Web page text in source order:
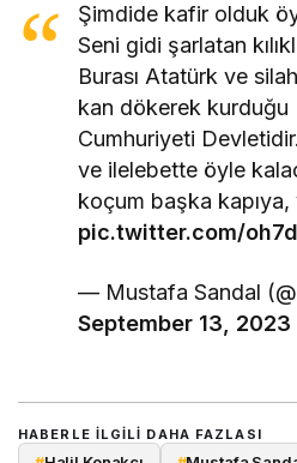
Şimdide kafir olduk
Seni gidi şarlatan
Burası Atatürk ve
kan dökerek kurduğu
Cumhuriyeti
ve ilelebette öyle
koçum başka kapıya,
pic.twitter.com/
— Mustafa Sandal
September 13, 2023
HABERLE ILGILI DAHA FAZLASI